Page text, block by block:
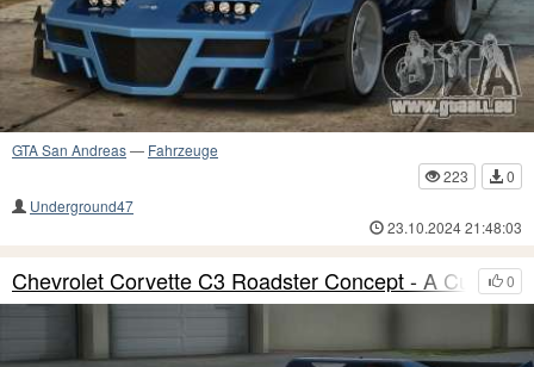
GTA San Andreas— Fahrzeuge
223
0
Underground47
23.10.2024 21:48:03
0
Chevrolet Corvette C3 Roadster Concept - A Custo